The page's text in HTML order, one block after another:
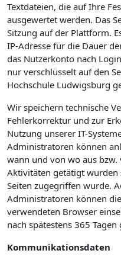
Textdateien, die auf Ihre
ausgewertet werden. Das
Sitzung auf der Plattform.
IP-Adresse für die Dauer
das Nutzerkonto nach
nur verschlüsselt auf den
Hochschule Ludwigsburg
Wir speichern technische
Fehlerkorrektur und zur
Nutzung unserer IT-
Administratoren können
wann und von wo aus
Aktivitäten getätigt wurden
Seiten zugegriffen wurde.
Administratoren können
verwendeten Browser
nach spätestens 365 Tagen
Kommunikationsdaten